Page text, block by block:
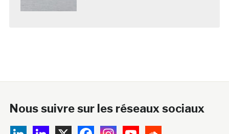
Nous suivre sur les réseaux sociaux